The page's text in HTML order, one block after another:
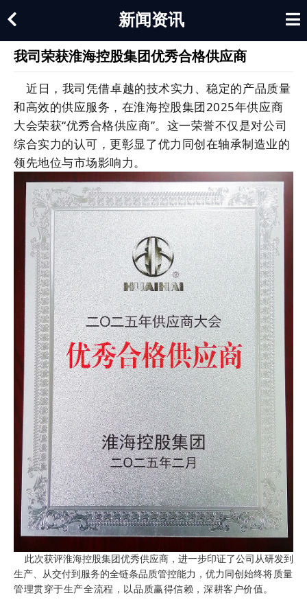
新闻资讯
我司荣获淮海控股集团优秀合格供应商
近日，我司凭借卓越的技术实力、稳定的产品质量
和高效的供应服务，在淮海控股集团2025年供应商
大会荣获“优秀合格供应商”。这一荣誉不仅是对公司
综合实力的认可，更彰显了优力同创在轴承制造业的
领先地位与市场影响力。
此次获评淮海控股集团优秀供应商，进一步印证了公司从研发到
生产、从交付到服务的全链条品质管控能力，优力同创始终将质量
管理贯穿于生产全流程，以品质赢得信赖，深耕客户价值。